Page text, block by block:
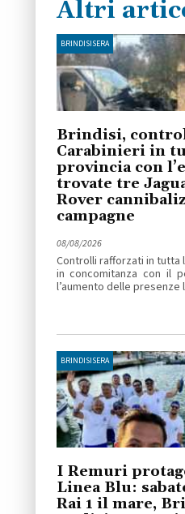
Altri
BRINDISISERA
Brindisi,
Carabinieri in
provincia con
trovate tre
Rover
campagne
08/08/2026
Controlli rafforzati in tutta
in concomitanza con il
l’aumento delle presenze
BRINDISISERA
I Remuri
Linea Blu:
Rai 1 il mare,